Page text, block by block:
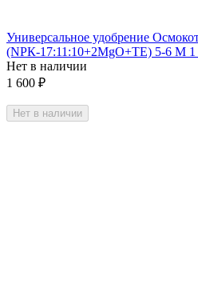
Универсальное удобрение
(NРК-17:11:10+2MgO+TE) 5-6 М 1
Нет в наличии
1 600 ₽
Нет в наличии